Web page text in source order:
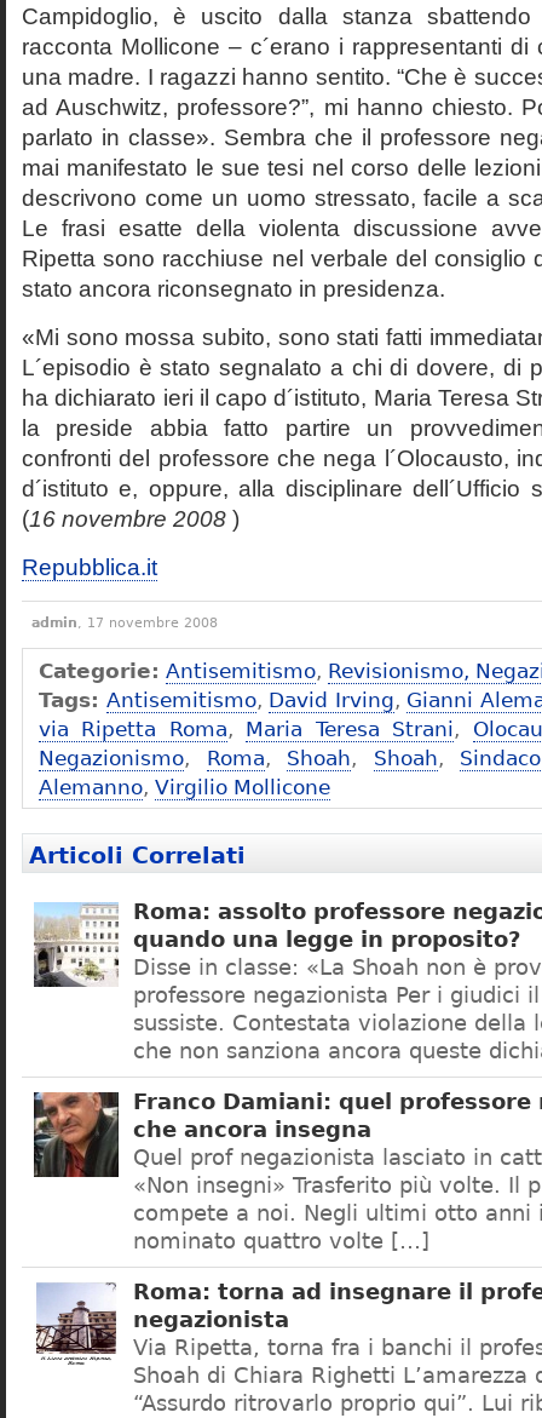
Campidoglio, è uscito dalla stanza
racconta Mollicone – c´erano i rappresentanti
una madre. I ragazzi hanno sentito. “Che è
ad Auschwitz, professore?”, mi hanno chiesto.
parlato in classe». Sembra che il professore
mai manifestato le sue tesi nel corso delle
descrivono come un uomo stressato, facile a
Le frasi esatte della violenta discussione
Ripetta sono racchiuse nel verbale del consiglio
stato ancora riconsegnato in presidenza.
«Mi sono mossa subito, sono stati fatti
L´episodio è stato segnalato a chi di dovere, di
ha dichiarato ieri il capo d´istituto, Maria Teresa
la preside abbia fatto partire un
confronti del professore che nega l´Olocausto,
d´istituto e, oppure, alla disciplinare dell´Ufficio
(16 novembre 2008 )
Repubblica.it
admin, 17 novembre 2008
Categorie: Antisemitismo, Revisionismo,
Tags: Antisemitismo, David Irving, Gianni
via Ripetta Roma, Maria Teresa Strani,
Negazionismo, Roma, Shoah, Shoah,
Alemanno, Virgilio Mollicone
Articoli Correlati
Roma: assolto professore
quando una legge in proposito?
Disse in classe: «La Shoah non è
professore negazionista Per i giudici
sussiste. Contestata violazione della
che non sanziona ancora queste
Franco Damiani: quel professore
che ancora insegna
Quel prof negazionista lasciato in
«Non insegni» Trasferito più volte. Il
compete a noi. Negli ultimi otto anni
nominato quattro volte […]
Roma: torna ad insegnare il
negazionista
Via Ripetta, torna fra i banchi il
Shoah di Chiara Righetti L’amarezza
“Assurdo ritrovarlo proprio qui”. Lui